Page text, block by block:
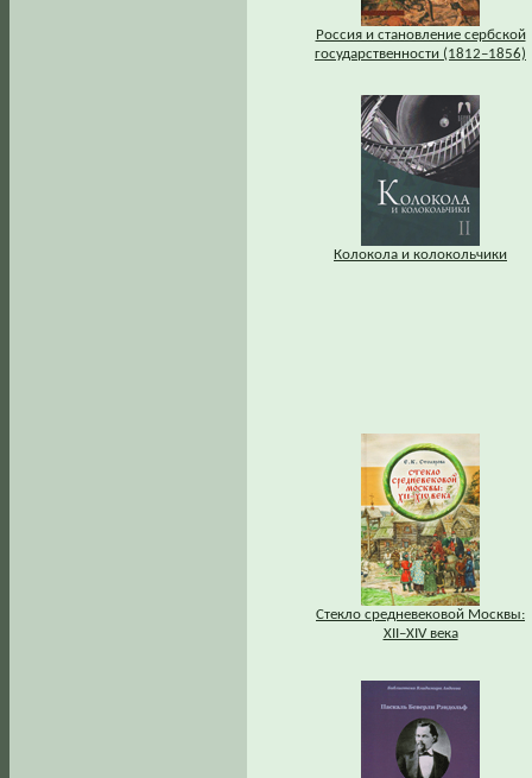
Россия и становление сербской
государственности (1812–1856)
Колокола и колокольчики
Стекло средневековой Москвы:
XII–XIV века